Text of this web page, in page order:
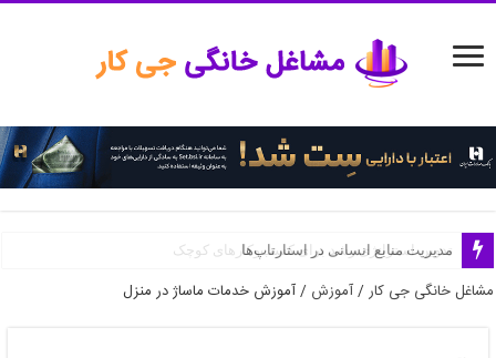
مدیریت منابع انسانی در استارتاپ‌ها
مشاغل خانگی جی کار/آموزش /آموزش خدمات ماساژ در منزل